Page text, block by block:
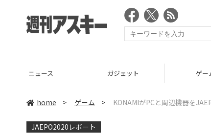
ニュース ガジェット ゲー
home > ゲーム > KONAMIがPCと周辺機器を
JAEPO2020レポート